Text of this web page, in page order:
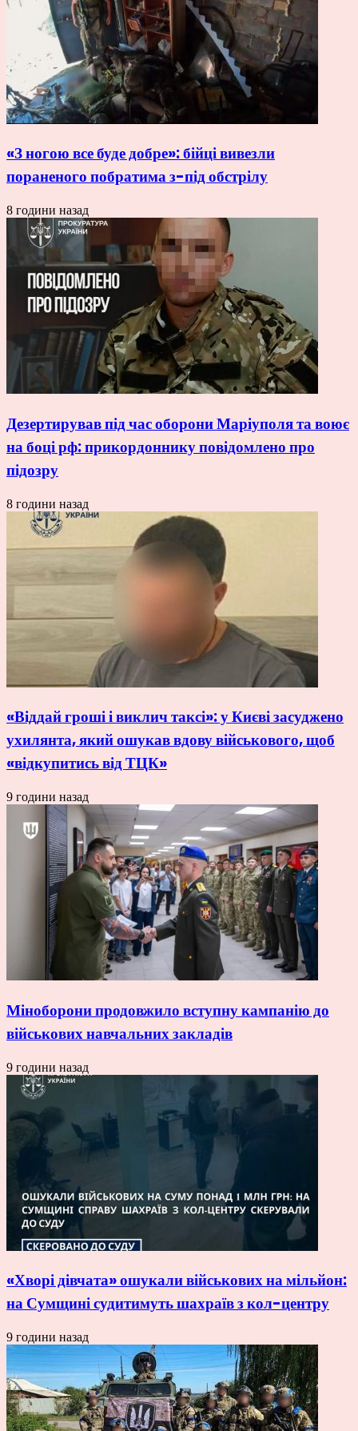
«З ногою все буде добре»: бійці вивезли
пораненого побратима з-під обстрілу
8 години назад
Дезертирував під час оборони Маріуполя та воює
на боці рф: прикордоннику повідомлено про
підозру
8 години назад
«Віддай гроші і виклич таксі»: у Києві засуджено
ухилянта, який ошукав вдову військового, щоб
«відкупитись від ТЦК»
9 години назад
Міноборони продовжило вступну кампанію до
військових навчальних закладів
9 години назад
«Хворі дівчата» ошукали військових на мільйон:
на Сумщині судитимуть шахраїв з кол-центру
9 години назад